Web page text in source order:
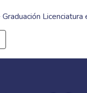
Licenciatura